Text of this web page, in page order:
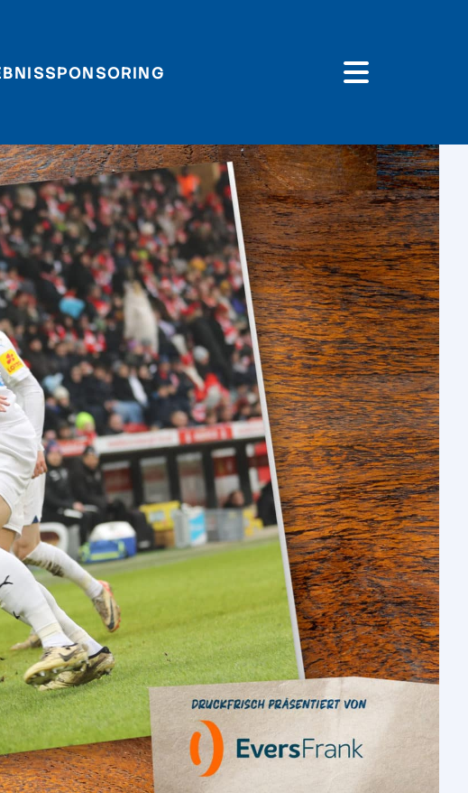
SPONSORING